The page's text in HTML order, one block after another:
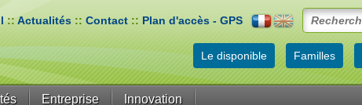
::Actualités :: Contact :: Plan d'accès - GPS
Le disponible Familles
Entreprise Innovation